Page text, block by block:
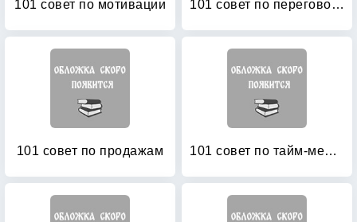
101 совет по мотивации 101 совет по переговорам
101 совет по продажам 101 совет по тайм-менеджменту